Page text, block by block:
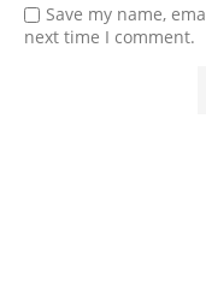
Save my name,
next time I comment.